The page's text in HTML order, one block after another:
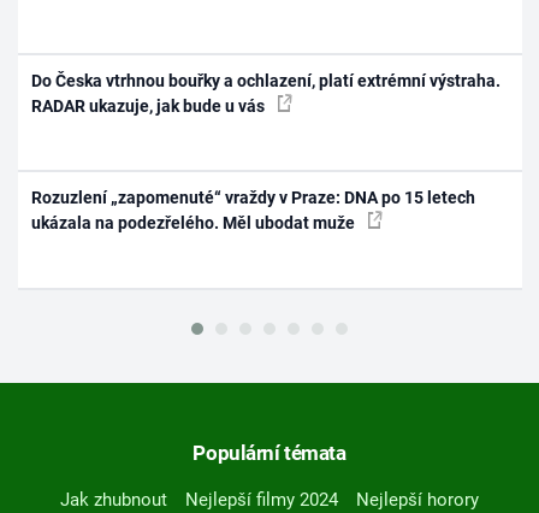
Do Česka vtrhnou bouřky a ochlazení, platí extrémní výstraha.
RADAR ukazuje, jak bude u vás
Rozuzlení „zapomenuté“ vraždy v Praze: DNA po 15 letech
ukázala na podezřelého. Měl ubodat muže
Populární témata
Jak zhubnout Nejlepší filmy 2024
Nejlepší horory